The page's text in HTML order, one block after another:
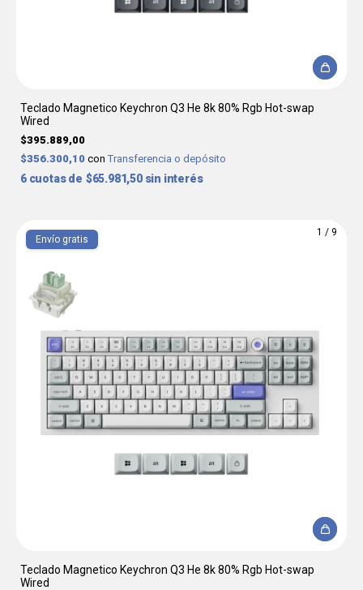
Teclado Magnetico Keychron Q3 He 8k 80% Rgb Hot-swap
Wired
$395.889,00
$356.300,10 con Transferencia o depósito
6 $65.981,50 sin interés
1 / 9
Envío gratis
Teclado Magnetico Keychron Q3 He 8k 80% Rgb Hot-swap
Wired